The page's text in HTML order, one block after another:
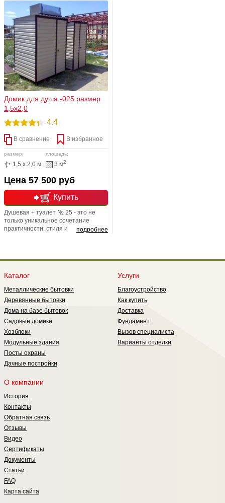
фундаментных работ до минимума,
что,безусловно, положительно
сказывается на времени и
стоимости строительства.
Обратить стоит внимание и на
отделку - профлистом. В стоимость
комплекта включен бак
Домик для душа -025 размер
1,5х2,0
4.4
В сравнение В избранное
размер:
1,5 x 2,0 м
площадь:
3 м2
Купить
Цена 57 500 руб
подробнее
Душевая + туалет № 25 - это не
только уникальное сочетание
практичности, стиля и
бюджетной и доступной стоимости.
стоящий туалетный домик (1,5х1,0)
"КОМБИ" вариант В стоимость
комплекта включен бак
Каталог
Металлические бытовки
Деревянные бытовки
Дома на базе бытовок
Садовые домики
Хозблоки
Модульные здания
Посты охраны
Дачные постройки
Услуги
Благоустройство
Как купить
Доставка
Фундамент
Вызов специалиста
Варианты отделки
О компании
История
Контакты
Обратная связь
Отзывы
Видео
Сертификаты
Документы
Статьи
FAQ
Карта сайта